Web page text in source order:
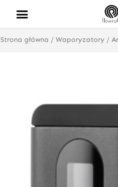
treści
Strona główna / Waporyzatory /